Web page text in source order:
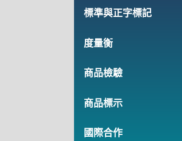
標準與正字標記
度量衡
商品檢驗
商品標示
國際合作